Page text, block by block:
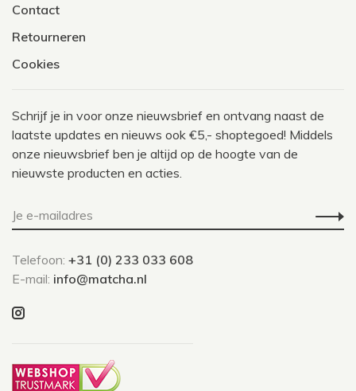
Contact
Retourneren
Cookies
Schrijf je in voor onze nieuwsbrief en ontvang naast de
laatste updates en nieuws ook €5,- shoptegoed! Middels
onze nieuwsbrief ben je altijd op de hoogte van de
nieuwste producten en acties.
Telefoon: +31 (0) 233 033 608
E-mail: info@matcha.nl